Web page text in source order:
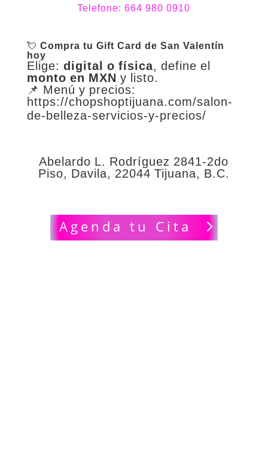
Telefone: 664 980 0910
💘 Compra tu Gift Card de San Valentín
hoy
Elige: digital o física, define el
monto en MXN y listo.
📌 Menú y precios:
https://chopshoptijuana.com/salon-
de-belleza-servicios-y-precios/
Abelardo L. Rodríguez 2841-2do
Piso, Davila, 22044 Tijuana, B.C.
Agenda tu Cita